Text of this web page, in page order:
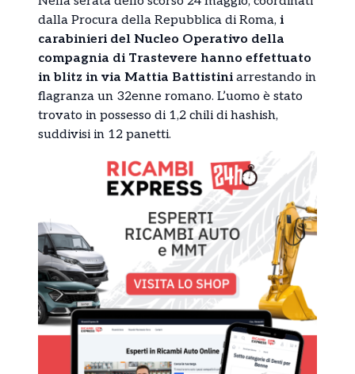
dalla Procura della Repubblica di Roma, i
carabinieri del Nucleo Operativo della
compagnia di Trastevere hanno effettuato
in blitz in via Mattia Battistini arrestando in
flagranza un 32enne romano. L’uomo è stato
trovato in possesso di 1,2 chili di hashish,
suddivisi in 12 panetti.